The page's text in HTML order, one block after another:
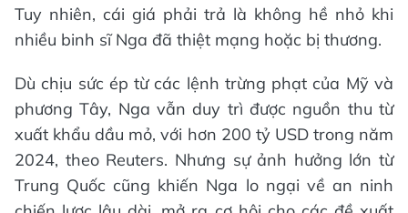
Tuy nhiên, cái giá phải trả là không hề nhỏ khi
nhiều binh sĩ Nga đã thiệt mạng hoặc bị thương.
Dù chịu sức ép từ các lệnh trừng phạt của Mỹ và
phương Tây, Nga vẫn duy trì được nguồn thu từ
xuất khẩu dầu mỏ, với hơn 200 tỷ USD trong năm
2024, theo Reuters. Nhưng sự ảnh hưởng lớn từ
Trung Quốc cũng khiến Nga lo ngại về an ninh